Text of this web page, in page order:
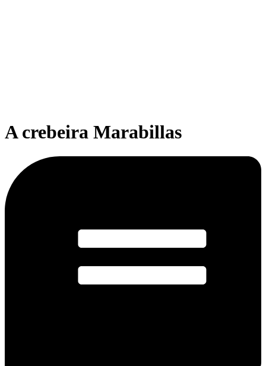
A crebeira Marabillas